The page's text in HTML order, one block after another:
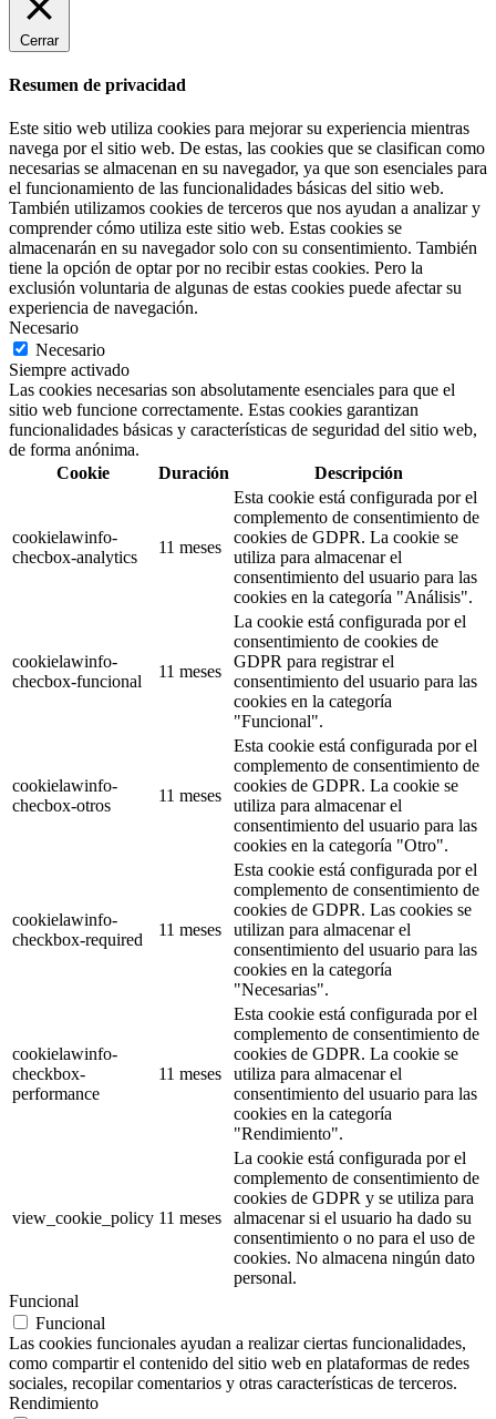
Cerrar
Resumen de privacidad
Este sitio web utiliza cookies para mejorar su experiencia mientras
navega por el sitio web. De estas, las cookies que se clasifican como
necesarias se almacenan en su navegador, ya que son esenciales para
el funcionamiento de las funcionalidades básicas del sitio web.
También utilizamos cookies de terceros que nos ayudan a analizar y
comprender cómo utiliza este sitio web. Estas cookies se
almacenarán en su navegador solo con su consentimiento. También
tiene la opción de optar por no recibir estas cookies. Pero la
exclusión voluntaria de algunas de estas cookies puede afectar su
experiencia de navegación.
Necesario
Necesario
Siempre activado
Las cookies necesarias son absolutamente esenciales para que el
sitio web funcione correctamente. Estas cookies garantizan
funcionalidades básicas y características de seguridad del sitio web,
de forma anónima.
Cookie
Duración Descripción
cookielawinfo-
checbox-analytics
11 meses
Esta cookie está configurada por el
complemento de consentimiento de
cookies de GDPR. La cookie se
utiliza para almacenar el
consentimiento del usuario para las
cookies en la categoría "Análisis".
cookielawinfo-
checbox-funcional
11 meses
La cookie está configurada por el
consentimiento de cookies de
GDPR para registrar el
consentimiento del usuario para las
cookies en la categoría
"Funcional".
cookielawinfo-
checbox-otros
11 meses
Esta cookie está configurada por el
complemento de consentimiento de
cookies de GDPR. La cookie se
utiliza para almacenar el
consentimiento del usuario para las
cookies en la categoría "Otro".
cookielawinfo-
checkbox-required
11 meses
Esta cookie está configurada por el
complemento de consentimiento de
cookies de GDPR. Las cookies se
utilizan para almacenar el
consentimiento del usuario para las
cookies en la categoría
"Necesarias".
cookielawinfo-
checkbox-
performance
11 meses
Esta cookie está configurada por el
complemento de consentimiento de
cookies de GDPR. La cookie se
utiliza para almacenar el
consentimiento del usuario para las
cookies en la categoría
"Rendimiento".
view_cookie_policy 11 meses
La cookie está configurada por el
complemento de consentimiento de
cookies de GDPR y se utiliza para
almacenar si el usuario ha dado su
consentimiento o no para el uso de
cookies. No almacena ningún dato
personal.
Funcional
Funcional
Las cookies funcionales ayudan a realizar ciertas funcionalidades,
como compartir el contenido del sitio web en plataformas de redes
sociales, recopilar comentarios y otras características de terceros.
Rendimiento